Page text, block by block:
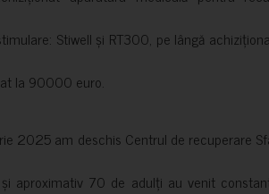
Stiwell și RT300, pe lângă
la 90000 euro.
2025 am deschis Centrul de recuperare
aproximativ 70 de adulți au venit